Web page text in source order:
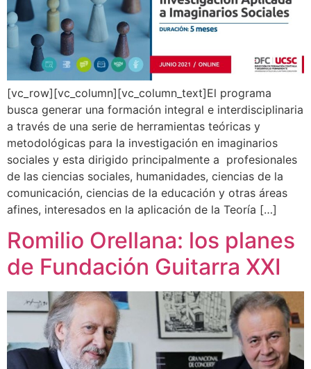
[vc_row][vc_column][vc_column_text]El programa
busca generar una formación integral e interdisciplinaria
a través de una serie de herramientas teóricas y
metodológicas para la investigación en imaginarios
sociales y esta dirigido principalmente a profesionales
de las ciencias sociales, humanidades, ciencias de la
comunicación, ciencias de la educación y otras áreas
afines, interesados en la aplicación de la Teoría […]
Romilio Orellana: los planes
de Fundación Guitarra XXI